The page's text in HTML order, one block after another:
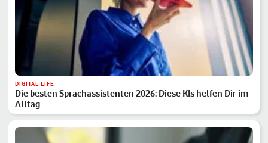
DIGITAL LIFE
Die besten Sprachassistenten 2026: Diese KIs helfen Dir im
Alltag